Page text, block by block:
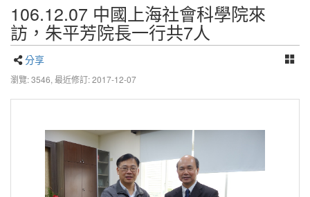
106.12.07 中國上海社會科學院來
訪，朱平芳院長一行共7人
分享
瀏覽: 3546, 最近修訂: 2017-12-07